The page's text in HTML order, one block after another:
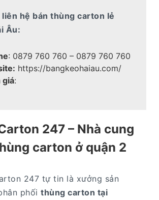
hệ bán thùng carton lẻ
Âu:
: 0879 760 760 – 0879 760 760
https://bangkeohaiau.com/
giá:
247 – Nhà cung
carton ở quận 2
247 tự tin là xưởng sản
phối thùng carton tại